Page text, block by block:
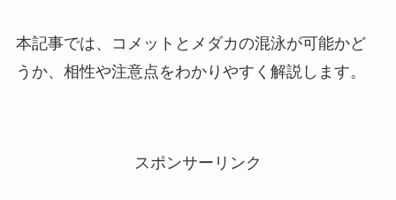
本記事では、コメットとメダカの混泳が可能かど
うか、相性や注意点をわかりやすく解説します。
スポンサーリンク